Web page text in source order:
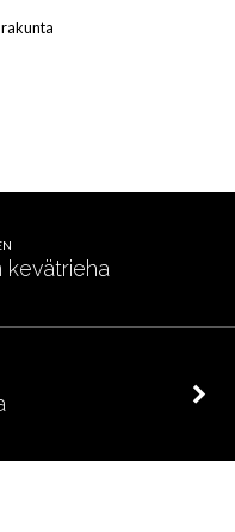
kevätrieha